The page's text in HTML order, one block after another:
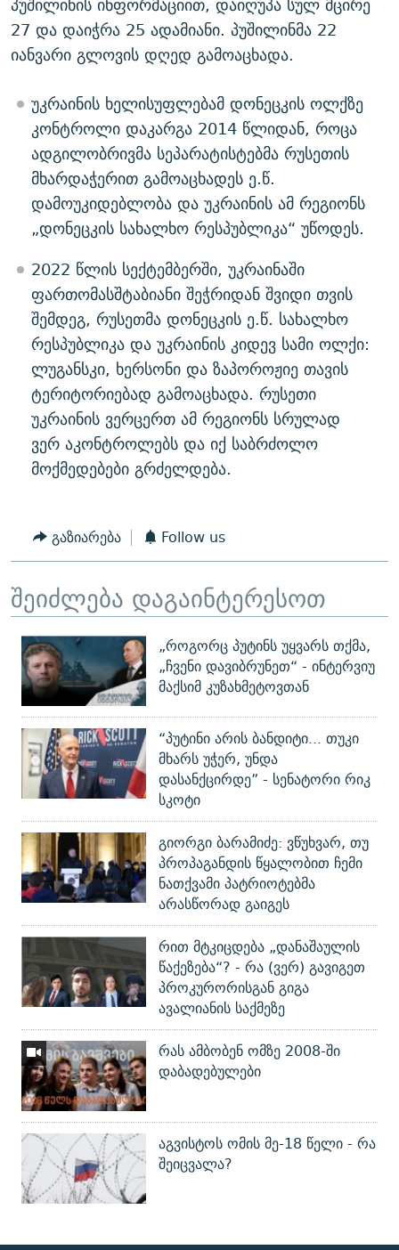
27 და დაიჭრა 25 ადამიანი. პუშილინმა 22
იანვარი გლოვის დღედ გამოაცხადა.
უკრაინის ხელისუფლებამ დონეცკის ოლქზე
კონტროლი დაკარგა 2014 წლიდან, როცა
ადგილობრივმა სეპარატისტებმა რუსეთის
მხარდაჭერით გამოაცხადეს ე.წ.
დამოუკიდებლობა და უკრაინის ამ რეგიონს
„დონეცკის სახალხო რესპუბლიკა“ უწოდეს.
2022 წლის სექტემბერში, უკრაინაში
ფართომასშტაბიანი შეჭრიდან შვიდი თვის
შემდეგ, რუსეთმა დონეცკის ე.წ. სახალხო
რესპუბლიკა და უკრაინის კიდევ სამი ოლქი:
ლუგანსკი, ხერსონი და ზაპოროჟიე თავის
ტერიტორიებად გამოაცხადა. რუსეთი
უკრაინის ვერცერთ ამ რეგიონს სრულად
ვერ აკონტროლებს და იქ საბრძოლო
მოქმედებები გრძელდება.
გაზიარება Follow us
შეიძლება დაგაინტერესოთ
„როგორც პუტინს უყვარს თქმა,
„ჩვენი დავიბრუნეთ“ - ინტერვიუ
მაქსიმ კუზახმეტოვთან
“პუტინი არის ბანდიტი... თუკი
მხარს უჭერ, უნდა
დასანქცირდე” - სენატორი რიკ
სკოტი
გიორგი ბარამიძე: ვწუხვარ, თუ
პროპაგანდის წყალობით ჩემი
ნათქვამი პატრიოტებმა
არასწორად გაიგეს
რით მტკიცდება „დანაშაულის
წაქეზება“? - რა (ვერ) გავიგეთ
პროკურორისგან გიგა
ავალიანის საქმეზე
რას ამბობენ ომზე 2008-ში
დაბადებულები
აგვისტოს ომის მე-18 წელი - რა
შეიცვალა?